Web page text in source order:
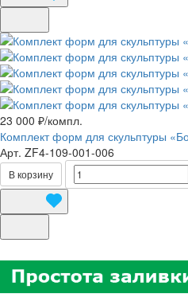
23 000 ₽/компл.
Комплект форм для скульптуры
Арт. ZF4-109-001-006
В корзину